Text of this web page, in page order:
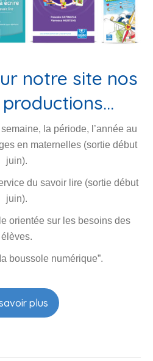
notre site nos
la période, l’année au
juin).
du savoir lire (sortie début
juin).
orientée sur les besoins des
élèves.
boussole numérique”.